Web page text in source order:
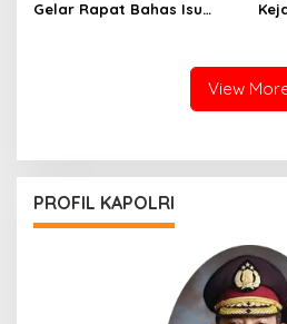
Gelar Rapat Bahas Isu
View
PROFIL KAPOLRI